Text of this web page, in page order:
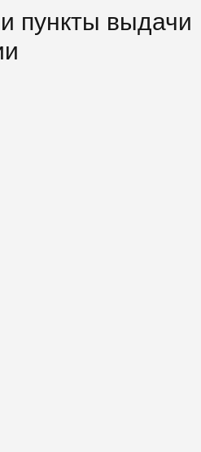
пункты выдачи